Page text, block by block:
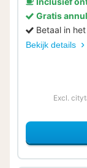
Gratis
Betaal in
Bekijk details
Excl.